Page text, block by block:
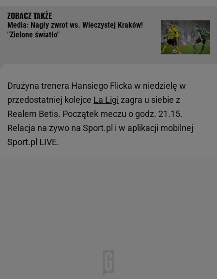
Media: Nagły zwrot ws. Wieczystej Kraków!
"Zielone światło"
Drużyna trenera Hansiego Flicka w niedzielę w
przedostatniej kolejce La Ligi zagra u siebie z
Realem Betis. Początek meczu o godz. 21.15.
Relacja na żywo na Sport.pl i w aplikacji mobilnej
Sport.pl LIVE.